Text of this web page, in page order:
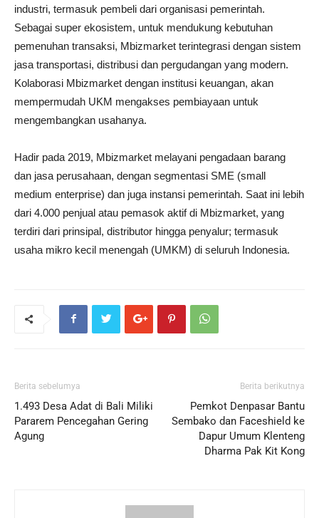
industri, termasuk pembeli dari organisasi pemerintah.
Sebagai super ekosistem, untuk mendukung kebutuhan
pemenuhan transaksi, Mbizmarket terintegrasi dengan sistem
jasa transportasi, distribusi dan pergudangan yang modern.
Kolaborasi Mbizmarket dengan institusi keuangan, akan
mempermudah UKM mengakses pembiayaan untuk
mengembangkan usahanya.
Hadir pada 2019, Mbizmarket melayani pengadaan barang
dan jasa perusahaan, dengan segmentasi SME (small
medium enterprise) dan juga instansi pemerintah. Saat ini lebih
dari 4.000 penjual atau pemasok aktif di Mbizmarket, yang
terdiri dari prinsipal, distributor hingga penyalur; termasuk
usaha mikro kecil menengah (UMKM) di seluruh Indonesia.
Berita sebelumya
1.493 Desa Adat di Bali Miliki
Pararem Pencegahan Gering
Agung
Berita berikutnya
Pemkot Denpasar Bantu
Sembako dan Faceshield ke
Dapur Umum Klenteng
Dharma Pak Kit Kong